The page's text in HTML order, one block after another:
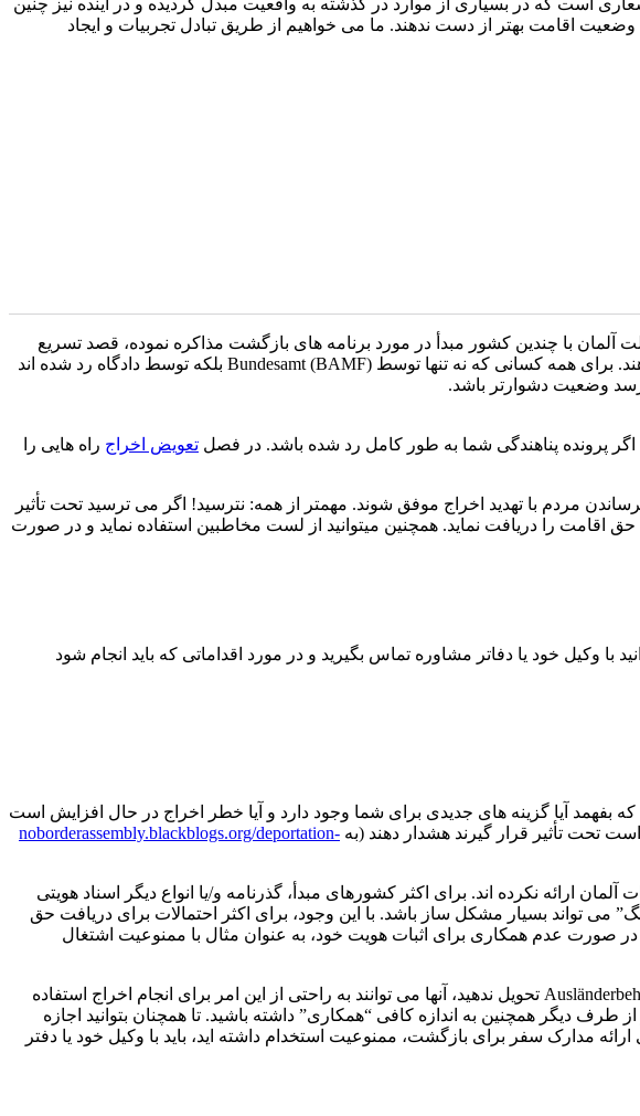
شانسی را برای گرفتن وضعیت اقامت بهتر از دست ندهند. ما می خواهیم از طریق تبادل تجربیات و ایجاد
آلمان با چندین کشور مبدأ در مورد برنامه های بازگشت مذاکره نموده، قصد تسریع
روندهای پناهندگی را دارند م همزمان اخراج های منشوری بیشتری را با حمایت آژانس مرزی اروپایی Frontex انجام میدهند. برای همه کسانی که نه تنها توسط Bundesamt (BAMF) بلکه توسط دادگاه رد شده اند
پرونده پناهندگی شما به طور کامل رد شده باشد. در فصل تعویض اخراج راه هایی را
مردم با تهدید اخراج موفق شوند. مهمتر از همه: نترسید! اگر می ترسید تحت تأثیر
حق اقامت را دریافت نماید. همچنین میتوانید از لست مخاطبین استفاده نماید و در صورت
وکیل خود یا دفاتر مشاوره تماس بگیرید و در مورد اقداماتی که باید انجام شود
آیا گزینه های جدیدی برای شما وجود دارد و آیا خطر اخراج در حال افزایش است
تحت تأثیر قرار گیرند هشدار دهند (به noborderassembly.blackblogs.org/deportation-
ارائه نکرده اند. برای اکثر کشورهای مبدأ، گذرنامه و/یا انواع دیگر اسناد هویتی
می تواند بسیار مشکل ساز باشد. با این وجود، برای اکثر احتمالات برای دریافت حق
در صورت عدم همکاری برای اثبات هویت خود، به عنوان مثال با ممنوعیت اشتغال
به همین دلیل درک بهتر و یافتن یک راه خوب برای حفظ تعادل بسیار مهم است. از یک طرف برای اینکه اسناد را به Ausländerbehörde تحویل ندهید، آنها می توانند به راحتی از این امر برای انجام اخراج استفاده
طرف دیگر همچنین به اندازه کافی “همکاری” داشته باشید. تا همچنان بتوانید اجازه
مدارک سفر برای بازگشت، ممنوعیت استخدام داشته اید، باید با وکیل خود یا دفتر